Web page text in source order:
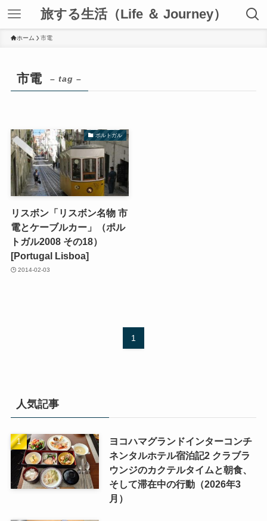
旅する生活（Life ＆ Journey）
ホーム 市電
市電 – tag –
ポルトガル
リスボン「リスボン名物 市
電とケーブルカー」（ポル
トガル2008 その18）
[Portugal Lisboa]
2014-02-03
1
人気記事
ヨコハマグランドインターコンチ
ネンタルホテル宿泊記2 クラブラ
ウンジのカクテルタイムと朝食、
そして滞在中の行動（2026年3
月）